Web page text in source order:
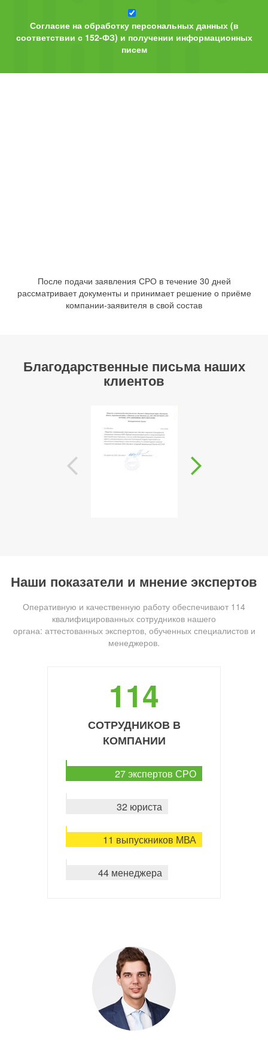
Согласие на обработку персональных данных (в
соответствии с 152-ФЗ) и получении информационных
писем
После подачи заявления СРО в течение 30 дней
рассматривает документы и принимает решение о приёме
компании-заявителя в свой состав
Благодарственные письма наших
клиентов
Наши показатели и мнение экспертов
Оперативную и качественную работу обеспечивают 114
квалифицированных сотрудников нашего
органа: аттестованных экспертов, обученных специалистов и
менеджеров.
114
СОТРУДНИКОВ В
КОМПАНИИ
27 экспертов СРО
32 юриста
11 выпускников МВА
44 менеджера